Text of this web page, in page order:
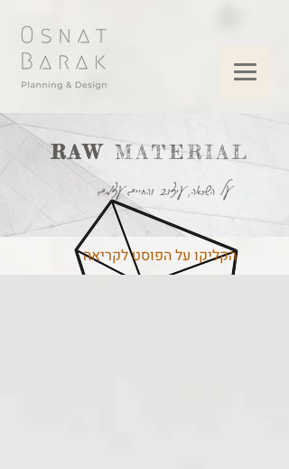
RAW MATERIAL
על השראה, עיצוב והחיים עצמם
הקליקו על הפוסט לקריאה